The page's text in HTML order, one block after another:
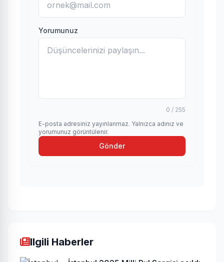
Yorumunuz
0 / 255
E-posta adresiniz yayınlanmaz. Yalnızca adınız ve
yorumunuz görüntülenir.
Gönder
Ilgili Haberler